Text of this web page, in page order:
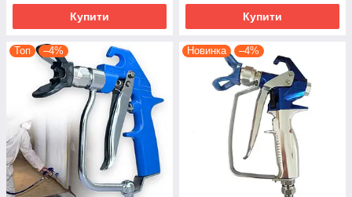
Купити Купити
Топ –4% Новинка –4%